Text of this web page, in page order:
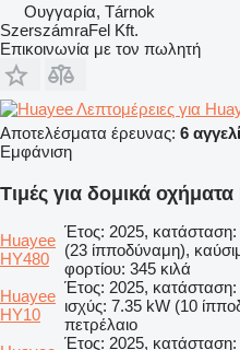
Ουγγαρία, Tárnok
SzerszámraFel Kft.
Επικοινωνία με τον πωλητή
Λεπτομέρειες για
Αποτελέσματα έρευνας: 6
Εμφάνιση
Τιμές για δομικά
Huayee
HY480
Έτος: 2025, κατάσταση:
(23 ίπποδύναμη),
φορτίου: 345 κιλά
Huayee
HY10
Έτος: 2025,
ισχύς: 7.35 kW (10
πετρέλαιο
Έτος: 2025, κατάσταση: